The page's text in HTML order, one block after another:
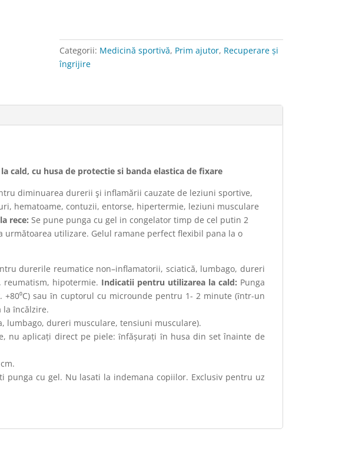
Categorii: Medicină sportivă, Prim ajutor, Recuperare și
îngrijire
cald, cu husa de protectie si banda elastica de fixare
diminuarea durerii şi inflamării cauzate de leziuni sportive,
hematoame, contuzii, entorse, hipertermie, leziuni musculare
rece: Se pune punga cu gel in congelator timp de cel putin 2
următoarea utilizare. Gelul ramane perfect flexibil pana la o
durerile reumatice non–inflamatorii, sciatică, lumbago, dureri
reumatism, hipotermie. Indicatii pentru utilizarea la cald: Punga
sau ȋn cuptorul cu microunde pentru 1- 2 minute (ȋntr-un
la ȋncălzire.
lumbago, dureri musculare, tensiuni musculare).
nu aplicaţi direct pe piele: ȋnfăşuraţi ȋn husa din set înainte de
punga cu gel. Nu lasati la indemana copiilor. Exclusiv pentru uz